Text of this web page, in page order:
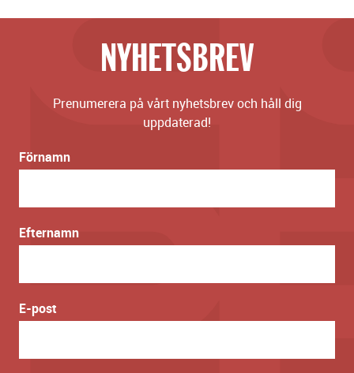
NYHETSBREV
Prenumerera på vårt nyhetsbrev och håll dig
uppdaterad!
Förnamn
Efternamn
E-post